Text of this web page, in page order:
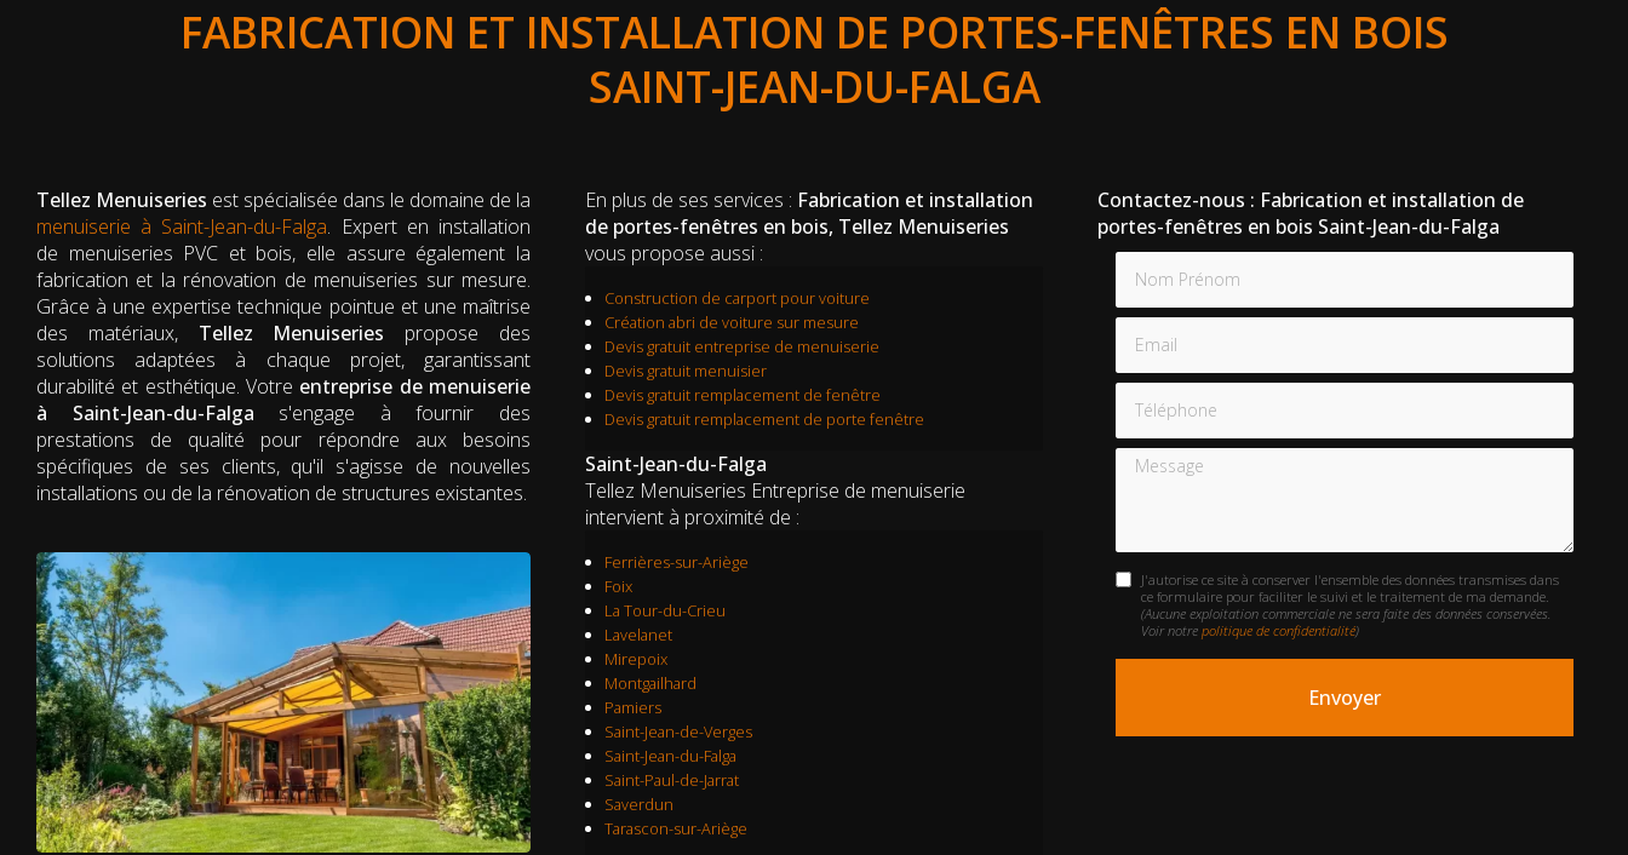
FABRICATION ET INSTALLATION DE PORTES-FENÊTRES EN BOIS
SAINT-JEAN-DU-FALGA
Tellez Menuiseries est spécialisée dans le domaine de la
menuiserie à Saint-Jean-du-Falga. Expert en installation
de menuiseries PVC et bois, elle assure également la
fabrication et la rénovation de menuiseries sur mesure.
Grâce à une expertise technique pointue et une maîtrise
des matériaux, Tellez Menuiseries propose des
solutions adaptées à chaque projet, garantissant
durabilité et esthétique. Votre entreprise de menuiserie
à Saint-Jean-du-Falga s'engage à fournir des
prestations de qualité pour répondre aux besoins
spécifiques de ses clients, qu'il s'agisse de nouvelles
installations ou de la rénovation de structures existantes.
En plus de ses services : Fabrication et installation
de portes-fenêtres en bois, Tellez Menuiseries
vous propose aussi :
Construction de carport pour voiture
Création abri de voiture sur mesure
Devis gratuit entreprise de menuiserie
Devis gratuit menuisier
Devis gratuit remplacement de fenêtre
Devis gratuit remplacement de porte fenêtre
Saint-Jean-du-Falga
Tellez Menuiseries Entreprise de menuiserie
intervient à proximité de :
Ferrières-sur-Ariège
Foix
La Tour-du-Crieu
Lavelanet
Mirepoix
Montgailhard
Pamiers
Saint-Jean-de-Verges
Saint-Jean-du-Falga
Saint-Paul-de-Jarrat
Saverdun
Tarascon-sur-Ariège
Contactez-nous : Fabrication et installation de
portes-fenêtres en bois Saint-Jean-du-Falga
Nom Prénom
Email
Téléphone
Message
J'autorise ce site à conserver l'ensemble des données transmises dans
ce formulaire pour faciliter le suivi et le traitement de ma demande.
(Aucune exploitation commerciale ne sera faite des données conservées.
Voir notre politique de confidentialité)